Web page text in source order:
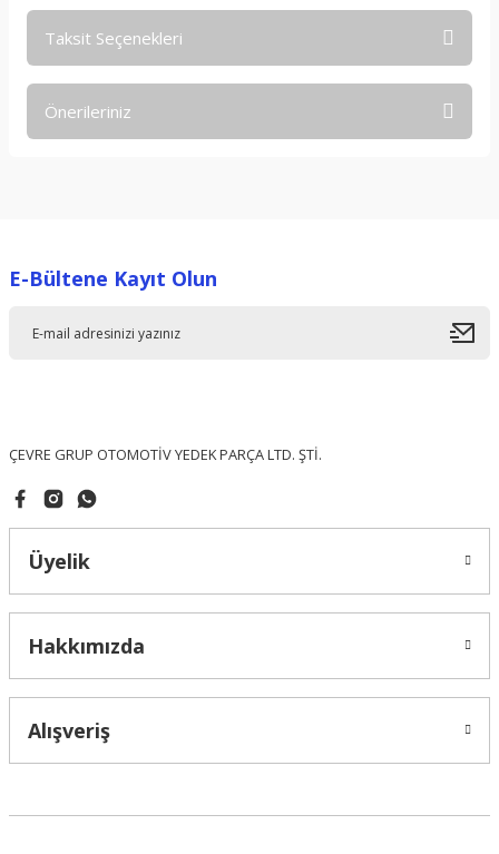
Taksit Seçenekleri
Önerileriniz
Ürün resmi kalitesiz, bozuk veya görüntülenemiyor.
E-Bültene Kayıt Olun
ÇEVRE GRUP OTOMOTİV YEDEK PARÇA LTD. ŞTİ.
Üyelik
Hakkımızda
Alışveriş